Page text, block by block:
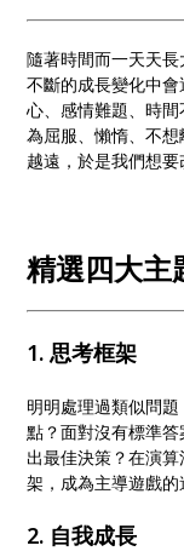
隨著時間而一天天
不斷的成長變化中
心、感情難題、時
為屈服、懶惰、不
越遠，於是我們想要
精選四大主
1. 思考框架
明明處理過類似問
點？面對沒有標準
出最佳決策？在演
架，成為主導遊戲的
2. 自我成長